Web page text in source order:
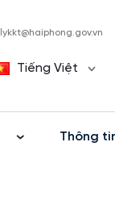
Tiếng Việt
Thông